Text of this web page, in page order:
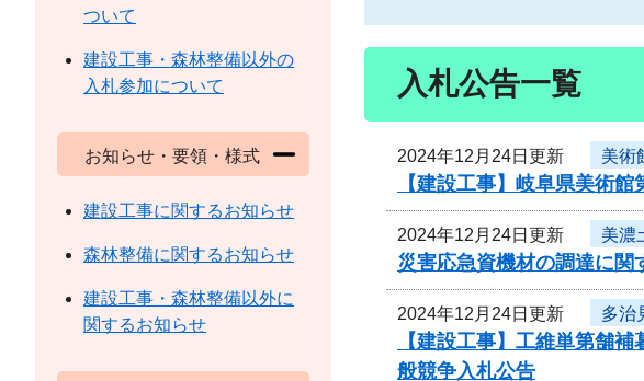
入札公告一覧
2024年12月24日更新 美術
【建設工事】岐阜県美術
2024年12月24日更新 美濃
災害応急資機材の調達に関
2024年12月24日更新 多治
【建設工事】工維単第舗
般競争入札公告
ついて
建設工事・森林整備以外の
入札参加について
お知らせ・要領・様式
建設工事に関するお知らせ
森林整備に関するお知らせ
建設工事・森林整備以外に
関するお知らせ